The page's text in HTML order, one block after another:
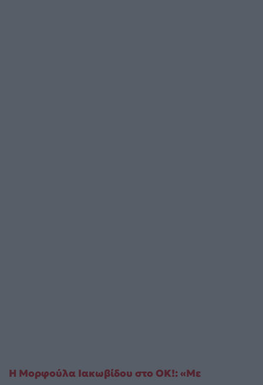
Η Μορφούλα Ιακωβίδου στο ΟΚ!: «Με